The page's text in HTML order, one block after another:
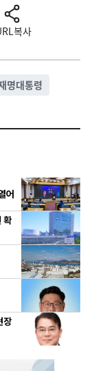
복사
명대통령
어
확
장